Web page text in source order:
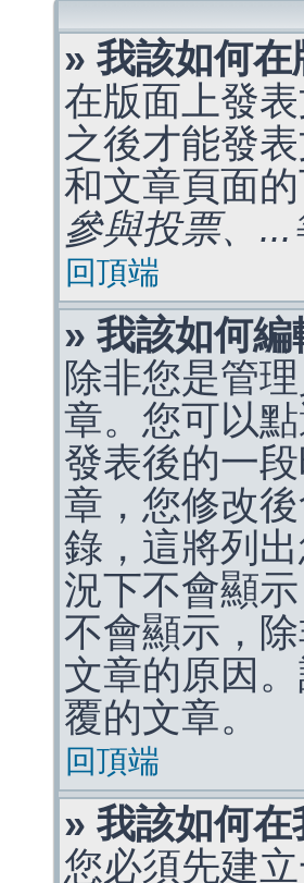
» 我該如何
在版面上發
之後才能發
和文章頁面
參與投票、...
回頂端
» 我該如何
除非您是管
章。您可以
發表後的一
章，您修改
錄，這將列
況下不會顯
不會顯示，
文章的原因
覆的文章。
回頂端
» 我該如何
您必須先建